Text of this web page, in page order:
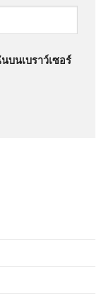
บนเบราว์เซอร์